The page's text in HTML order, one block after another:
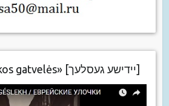
Eilėraštis «Žydiškos gatvelės» [יידישע געסלעך]